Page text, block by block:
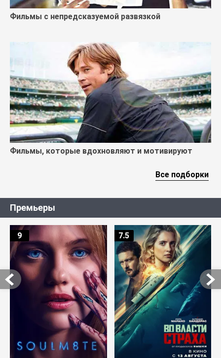
Фильмы с непредсказуемой развязкой
Фильмы, которые вдохновляют и мотивируют
Все подборки
Премьеры
9 7.5